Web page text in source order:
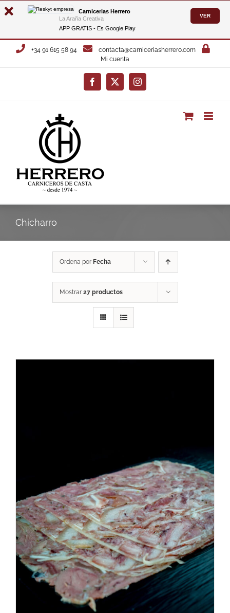
Carnicerias Herrero
La Araña Creativa
APP GRATIS - Es Google Play
VER
Saltar
+34 91 615 58 94
contacta@carniceriasherrero.com
Mi cuenta
Facebook
X Instagram
Chicharro
Ordena por Fecha
Mostrar 27 productos